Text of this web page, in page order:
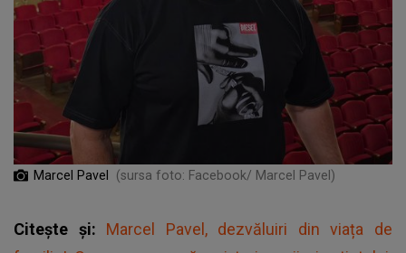
Marcel Pavel (sursa foto: Facebook/ Marcel Pavel)
Citește și: Marcel Pavel, dezvăluiri din viața de